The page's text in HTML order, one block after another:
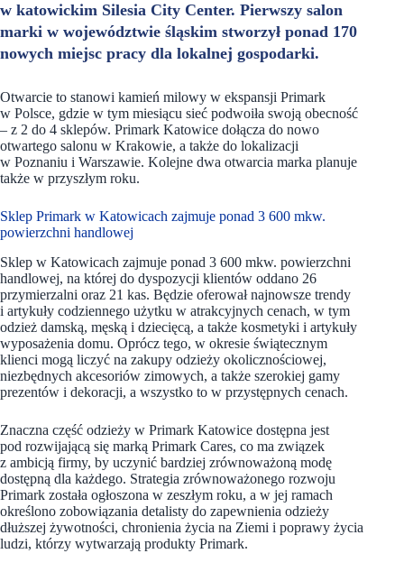
w katowickim Silesia City Center. Pierwszy salon
marki w województwie śląskim stworzył ponad 170
nowych miejsc pracy dla lokalnej gospodarki.
Otwarcie to stanowi kamień milowy w ekspansji Primark
w Polsce, gdzie w tym miesiącu sieć podwoiła swoją obecność
– z 2 do 4 sklepów. Primark Katowice dołącza do nowo
otwartego salonu w Krakowie, a także do lokalizacji
w Poznaniu i Warszawie. Kolejne dwa otwarcia marka planuje
także w przyszłym roku.
Sklep Primark w Katowicach zajmuje ponad 3 600 mkw.
powierzchni handlowej
Sklep w Katowicach zajmuje ponad 3 600 mkw. powierzchni
handlowej, na której do dyspozycji klientów oddano 26
przymierzalni oraz 21 kas. Będzie oferował najnowsze trendy
i artykuły codziennego użytku w atrakcyjnych cenach, w tym
odzież damską, męską i dziecięcą, a także kosmetyki i artykuły
wyposażenia domu. Oprócz tego, w okresie świątecznym
klienci mogą liczyć na zakupy odzieży okolicznościowej,
niezbędnych akcesoriów zimowych, a także szerokiej gamy
prezentów i dekoracji, a wszystko to w przystępnych cenach.
Znaczna część odzieży w Primark Katowice dostępna jest
pod rozwijającą się marką Primark Cares, co ma związek
z ambicją firmy, by uczynić bardziej zrównoważoną modę
dostępną dla każdego. Strategia zrównoważonego rozwoju
Primark została ogłoszona w zeszłym roku, a w jej ramach
określono zobowiązania detalisty do zapewnienia odzieży
dłuższej żywotności, chronienia życia na Ziemi i poprawy życia
ludzi, którzy wytwarzają produkty Primark.